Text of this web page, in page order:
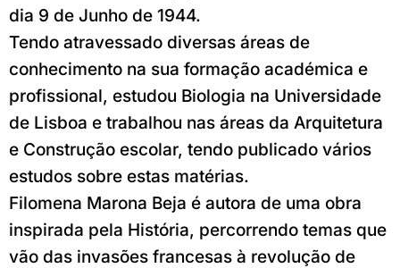
dia 9 de Junho de 1944.
Tendo atravessado diversas áreas de
conhecimento na sua formação académica e
profissional, estudou Biologia na Universidade
de Lisboa e trabalhou nas áreas da Arquitetura
e Construção escolar, tendo publicado vários
estudos sobre estas matérias.
Filomena Marona Beja é autora de uma obra
inspirada pela História, percorrendo temas que
vão das invasões francesas à revolução de